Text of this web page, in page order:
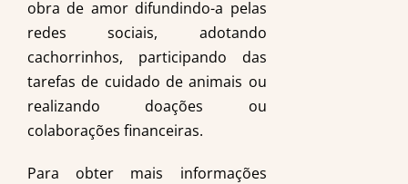
obra de amor difundindo-a pelas
redes sociais, adotando
cachorrinhos, participando das
tarefas de cuidado de animais ou
realizando doações ou
colaborações financeiras.
Para obter mais informações